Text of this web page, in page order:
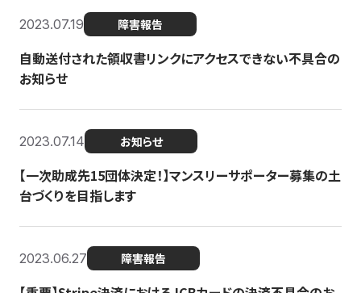
2023.07.19 障害報告
自動送付された領収書リンクにアクセスできない不具合の
お知らせ
2023.07.14 お知らせ
【一次助成先15団体決定！】マンスリーサポーター募集の土
台づくりを目指します
2023.06.27 障害報告